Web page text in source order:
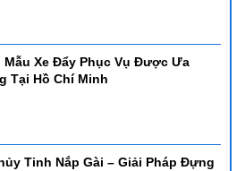
Mẫu Xe Đẩy Phục Vụ Được Ưa
Tại Hồ Chí Minh
Tinh Nắp Gài – Giải Pháp Đựng